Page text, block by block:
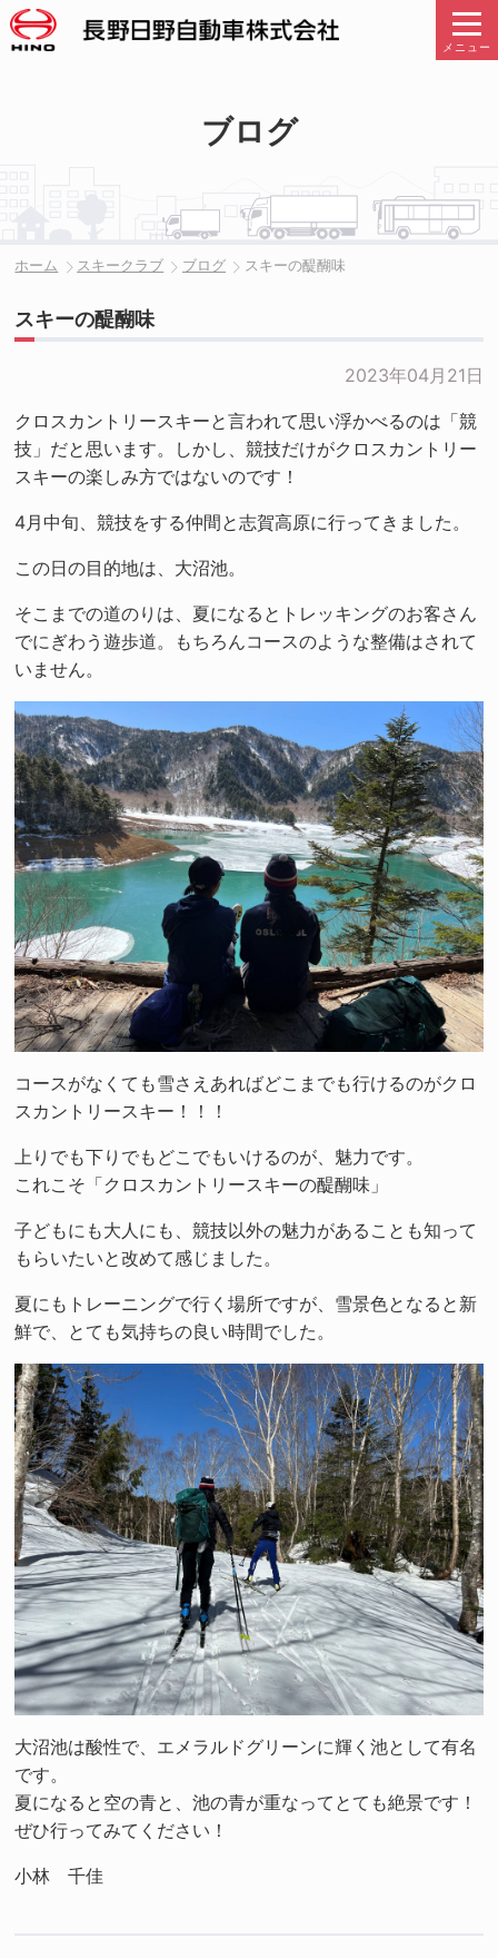
メニュー
ブログ
ホーム スキークラブ ブログ スキーの醍醐味
スキーの醍醐味
2023年04月21日
クロスカントリースキーと言われて思い浮かべるのは「競
技」だと思います。しかし、競技だけがクロスカントリー
スキーの楽しみ方ではないのです！
4月中旬、競技をする仲間と志賀高原に行ってきました。
この日の目的地は、大沼池。
そこまでの道のりは、夏になるとトレッキングのお客さん
でにぎわう遊歩道。もちろんコースのような整備はされて
いません。
コースがなくても雪さえあればどこまでも行けるのがクロ
スカントリースキー！！！
上りでも下りでもどこでもいけるのが、魅力です。
これこそ「クロスカントリースキーの醍醐味」
子どもにも大人にも、競技以外の魅力があることも知って
もらいたいと改めて感じました。
夏にもトレーニングで行く場所ですが、雪景色となると新
鮮で、とても気持ちの良い時間でした。
大沼池は酸性で、エメラルドグリーンに輝く池として有名
です。
夏になると空の青と、池の青が重なってとても絶景です！
ぜひ行ってみてください！
小林 千佳